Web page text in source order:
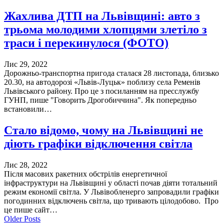
Жахлива ДТП на Львівщині: авто з
трьома молодими хлопцями злетіло з
траси і перекинулося (ФОТО)
Лис 29, 2022
Дорожньо-транспортна пригода сталася 28 листопада, близько
20.30, на автодорозі «Львів-Луцьк» поблизу села Ременів
Львівського району. Про це з посиланням на пресслужбу
ГУНП, пише "Говорить Дрогобиччина". Як попередньо
встановили…
Стало відомо, чому на Львівщині не
діють графіки відключення світла
Лис 28, 2022
Після масових ракетних обстрілів енергетичної
інфраструктури на Львівщині у області почав діяти тотальний
режим економії світла. У Львівобленерго запровадили графіки
погодинних відключень світла, що тривають цілодобово. Про
це пише сайт…
Older Posts